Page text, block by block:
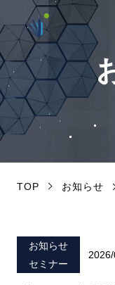
TOP お知らせ
お知らせ
セミナー